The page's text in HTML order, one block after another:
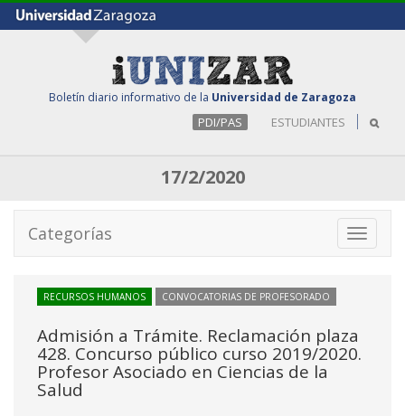
Boletín diario informativo de la Universidad de Zaragoza
PDI/PAS ESTUDIANTES
17/2/2020
Toggle
Categorías
RECURSOS HUMANOS CONVOCATORIAS DE PROFESORADO
Admisión a Trámite. Reclamación plaza
428. Concurso público curso 2019/2020.
Profesor Asociado en Ciencias de la
Salud